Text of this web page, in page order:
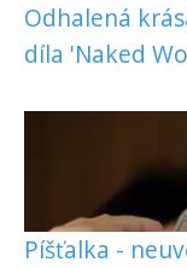
Odhalená
díla 'Naked
Píšťalka -